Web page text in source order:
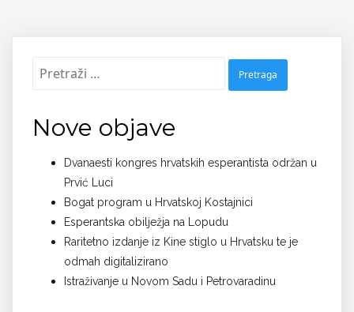
Pretraži:
Nove objave
Dvanaesti kongres hrvatskih esperantista održan u
Prvić Luci
Bogat program u Hrvatskoj Kostajnici
Esperantska obilježja na Lopudu
Raritetno izdanje iz Kine stiglo u Hrvatsku te je
odmah digitalizirano
Istraživanje u Novom Sadu i Petrovaradinu